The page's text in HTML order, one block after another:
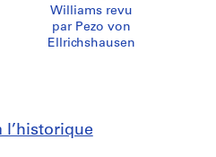
Williams revu
par Pezo von
Ellrichshausen
l’historique